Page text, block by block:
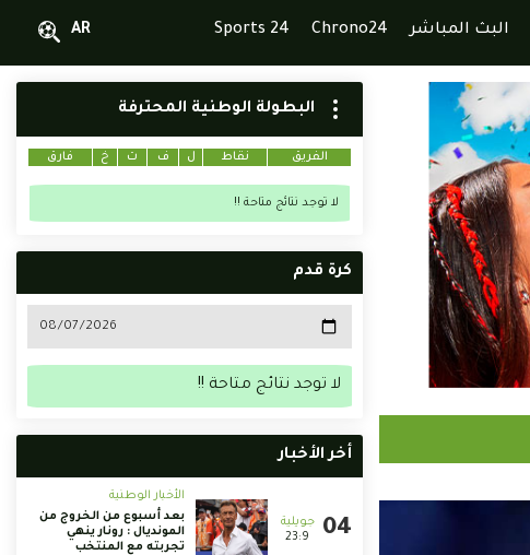
البث المباشر Chrono24
Sports 24
AR
البطولة الوطنية المحترفة
الفريق نقاط ل ف ت خ فارق
لا توجد نتائج متاحة !!
كرة قدم
لا توجد نتائج متاحة !!
أخر الأخبار
23:9
الأخبار الوطنية
بعد أسبوع من الخروج من
المونديال : رونار ينهي
تجربته مع المنتخب